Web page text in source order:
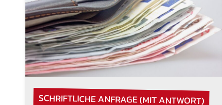
SCHRIFTLICHE ANFRAGE (MIT ANTWORT)